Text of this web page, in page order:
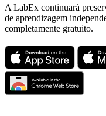
A LabEx continuará
de aprendizagem
completamente gratuito.